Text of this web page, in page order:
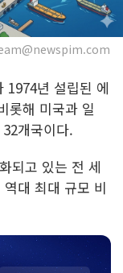
1974년 설립된 에
롯해 미국과 일
개국이다.
되고 있는 전 세
대 최대 규모 비